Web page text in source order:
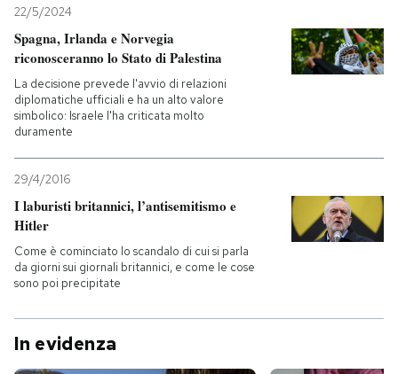
22/5/2024
Spagna, Irlanda e Norvegia
riconosceranno lo Stato di Palestina
La decisione prevede l'avvio di relazioni
diplomatiche ufficiali e ha un alto valore
simbolico: Israele l'ha criticata molto
duramente
29/4/2016
I laburisti britannici, l’antisemitismo e
Hitler
Come è cominciato lo scandalo di cui si parla
da giorni sui giornali britannici, e come le cose
sono poi precipitate
In evidenza